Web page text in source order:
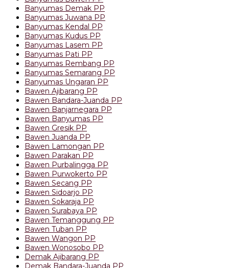
Banyumas Demak PP
Banyumas Juwana PP
Banyumas Kendal PP
Banyumas Kudus PP
Banyumas Lasem PP
Banyumas Pati PP
Banyumas Rembang PP
Banyumas Semarang PP
Banyumas Ungaran PP
Bawen Ajibarang PP
Bawen Bandara-Juanda PP
Bawen Banjarnegara PP
Bawen Banyumas PP
Bawen Gresik PP
Bawen Juanda PP
Bawen Lamongan PP
Bawen Parakan PP
Bawen Purbalingga PP
Bawen Purwokerto PP
Bawen Secang PP
Bawen Sidoarjo PP
Bawen Sokaraja PP
Bawen Surabaya PP
Bawen Temanggung PP
Bawen Tuban PP
Bawen Wangon PP
Bawen Wonosobo PP
Demak Ajibarang PP
Demak Bandara-Juanda PP